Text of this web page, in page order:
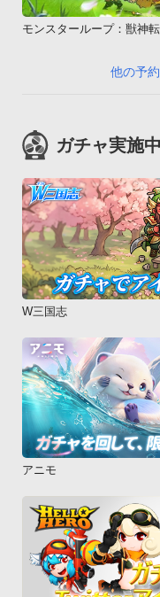
モンスターループ：獣神
他の予
ガチャ実施
W三国志
アニモ